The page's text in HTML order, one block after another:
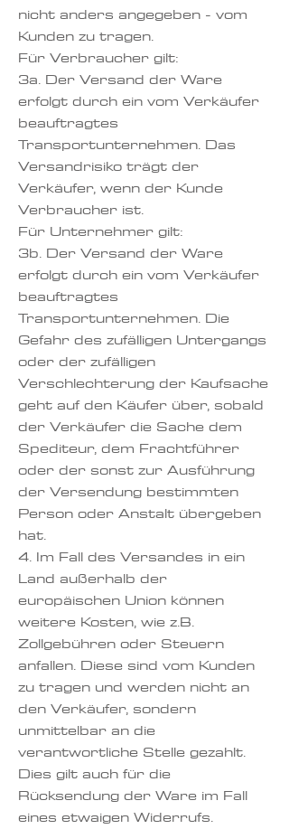
nicht anders angegeben - vom
Kunden zu tragen.
Für Verbraucher gilt:
3a. Der Versand der Ware
erfolgt durch ein vom Verkäufer
beauftragtes
Transportunternehmen. Das
Versandrisiko trägt der
Verkäufer, wenn der Kunde
Verbraucher ist.
Für Unternehmer gilt:
3b. Der Versand der Ware
erfolgt durch ein vom Verkäufer
beauftragtes
Transportunternehmen. Die
Gefahr des zufälligen Untergangs
oder der zufälligen
Verschlechterung der Kaufsache
geht auf den Käufer über, sobald
der Verkäufer die Sache dem
Spediteur, dem Frachtführer
oder der sonst zur Ausführung
der Versendung bestimmten
Person oder Anstalt übergeben
hat.
4. Im Fall des Versandes in ein
Land außerhalb der
europäischen Union können
weitere Kosten, wie z.B.
Zollgebühren oder Steuern
anfallen. Diese sind vom Kunden
zu tragen und werden nicht an
den Verkäufer, sondern
unmittelbar an die
verantwortliche Stelle gezahlt.
Dies gilt auch für die
Rücksendung der Ware im Fall
eines etwaigen Widerrufs.